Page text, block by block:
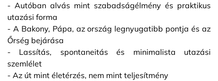
- Autóban alvás mint szabadságélmény és praktikus
utazási forma
- A Bakony, Pápa, az ország legnyugatibb pontja és az
Őrség bejárása
- Lassítás, spontaneitás és minimalista utazási
szemlélet
- Az út mint életérzés, nem mint teljesítmény